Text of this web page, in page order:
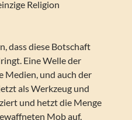
Religion
dass diese Botschaft
Eine Welle der
Medien, und auch der
als Werkzeug und
und hetzt die Menge
Mob auf,